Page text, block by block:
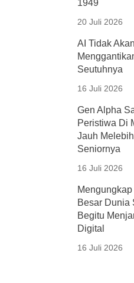
1949
20 Juli 2026
AI Tidak
Seutuhnya
16 Juli 2026
Gen Alpha
Peristiwa Di
Jauh
Seniornya
16 Juli 2026
Besar Dunia
Begitu
Digital
16 Juli 2026